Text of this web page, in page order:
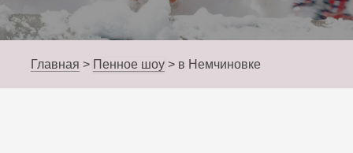
Главная > Пенное шоу > в Немчиновке